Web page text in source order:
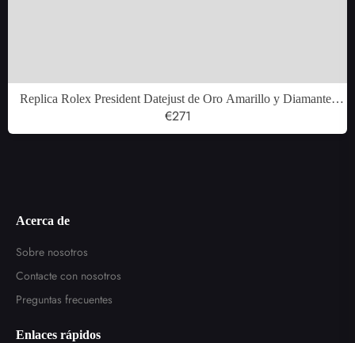
Replica Rolex President Datejust de Oro Amarillo y Diamantes
para Mujer Relojes 179158
€271
Acerca de
Sobre nosotros
Contacte con nosotros
Preguntas frecuentes
Enlaces rápidos